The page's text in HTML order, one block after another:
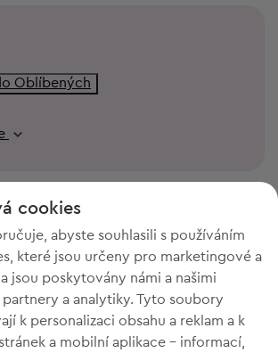
Oblíbených
PROSTOR VE
cookies
abyste souhlasili s používáním
které jsou určeny pro marketingové a
jsou poskytovány námi a našimi
a analytiky. Tyto soubory
k personalizaci obsahu a reklam a k
a mobilní aplikace - informací,